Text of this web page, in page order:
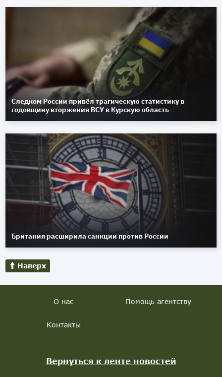
Следком России привёл трагическую статистику в
годовщину вторжения ВСУ в Курскую область
Британия расширила санкции против России
Наверх
О нас Помощь агентству
Контакты
Вернуться к ленте новостей